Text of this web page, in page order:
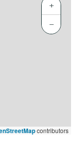
+
−
contributors